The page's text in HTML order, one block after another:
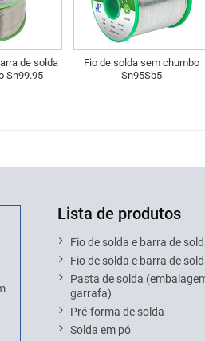
de solda
Sn99.95
Fio de solda sem chumbo
Sn95Sb5
Lista de produtos
Fio de solda e barra de
Fio de solda e barra de
Pasta de solda
garrafa)
Pré-forma de solda
Solda em pó